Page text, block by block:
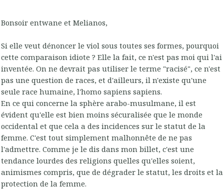
Bonsoir entwane et Melianos,
Si elle veut dénoncer le viol sous toutes ses formes, pourquoi
cette comparaison idiote ? Elle la fait, ce n'est pas moi qui l'ai
inventée. On ne devrait pas utiliser le terme "racisé", ce n'est
pas une question de races, et d'ailleurs, il n'existe qu'une
seule race humaine, l'homo sapiens sapiens.
En ce qui concerne la sphère arabo-musulmane, il est
évident qu'elle est bien moins sécuralisée que le monde
occidental et que cela a des incidences sur le statut de la
femme. C'est tout simplement malhonnête de ne pas
l'admettre. Comme je le dis dans mon billet, c'est une
tendance lourdes des religions quelles qu'elles soient,
animismes compris, que de dégrader le statut, les droits et la
protection de la femme.